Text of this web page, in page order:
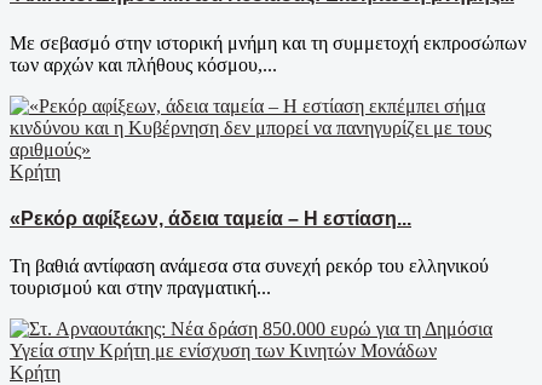
Με σεβασμό στην ιστορική μνήμη και τη συμμετοχή εκπροσώπων
των αρχών και πλήθους κόσμου,...
Κρήτη
«Ρεκόρ αφίξεων, άδεια ταμεία – Η εστίαση...
Τη βαθιά αντίφαση ανάμεσα στα συνεχή ρεκόρ του ελληνικού
τουρισμού και στην πραγματική...
Κρήτη